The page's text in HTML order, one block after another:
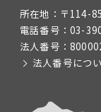
所在地： 〒114-
電話番号： 03-
法人番号：
法人番号につ